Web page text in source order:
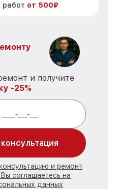
работ от 500₽
и получите
-25%
и ремонт
соглашаетесь на
данных